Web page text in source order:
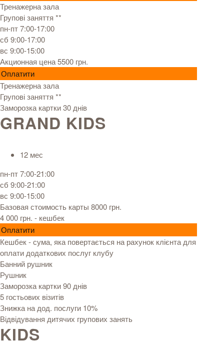
Тренажерна зала
Групові заняття **
пн-пт 7:00-17:00
сб 9:00-17:00
вс 9:00-15:00
Акционная цена 5500 грн.
Оплатити
Тренажерна зала
Групові заняття **
Заморозка картки 30 днів
GRAND KIDS
12 мес
пн-пт 7:00-21:00
сб 9:00-21:00
вс 9:00-15:00
Базовая стоимость карты 8000 грн.
4 000 грн. - кешбек
Оплатити
Кешбек - сума, яка повертається на рахунок клієнта для
оплати додаткових послуг клубу
Банний рушник
Рушник
Заморозка картки 90 днів
5 гостьових візитів
Знижка на дод. послуги 10%
Відвідування дитячих групових занять
KIDS